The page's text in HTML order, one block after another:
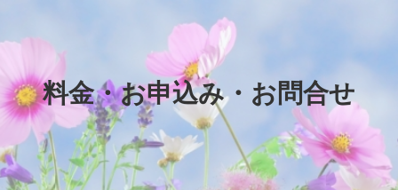
料金・お申込み・お問合せ